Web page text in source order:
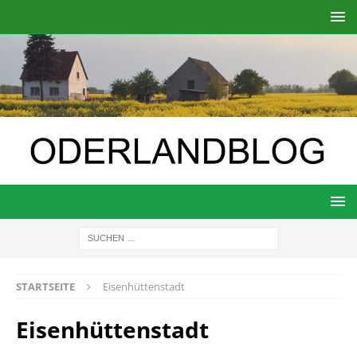
STARTSEITE Eisenhüttenstadt
Eisenhüttenstadt